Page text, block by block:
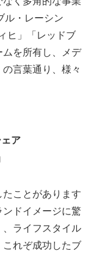
ル・レーシン
ヒ」「レッドブ
ムを所有し、メデ
言葉通り、様々
ア
ことがあります
ドイメージに驚
ライフスタイル
れぞ成功したブ